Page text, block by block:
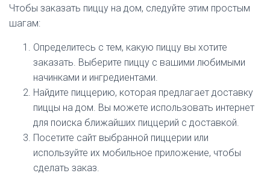
Чтобы заказать пиццу на дом, следуйте этим простым
шагам:
Определитесь с тем, какую пиццу вы хотите
заказать. Выберите пиццу с вашими любимыми
начинками и ингредиентами.
Найдите пиццерию, которая предлагает доставку
пиццы на дом. Вы можете использовать интернет
для поиска ближайших пиццерий с доставкой.
Посетите сайт выбранной пиццерии или
используйте их мобильное приложение, чтобы
сделать заказ.